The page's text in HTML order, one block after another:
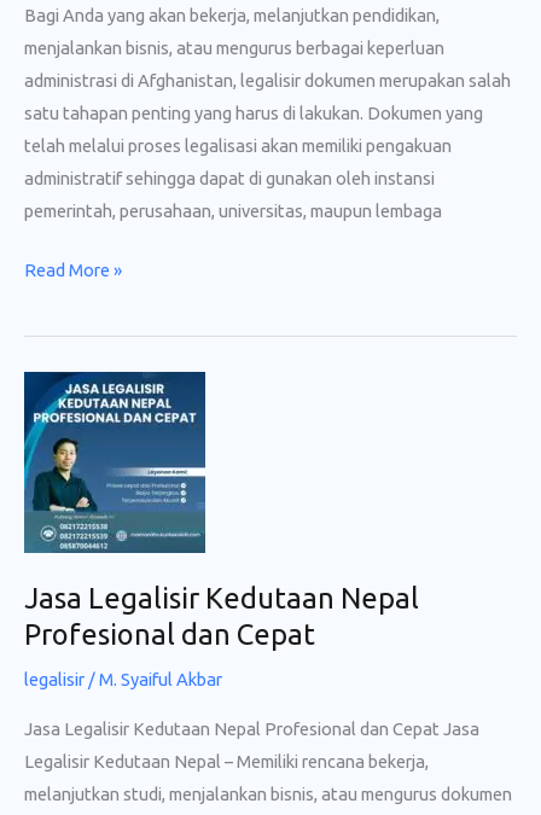
Bagi Anda yang akan bekerja, melanjutkan pendidikan,
menjalankan bisnis, atau mengurus berbagai keperluan
administrasi di Afghanistan, legalisir dokumen merupakan salah
satu tahapan penting yang harus di lakukan. Dokumen yang
telah melalui proses legalisasi akan memiliki pengakuan
administratif sehingga dapat di gunakan oleh instansi
pemerintah, perusahaan, universitas, maupun lembaga
Jasa
Kedutaan
Resmi
dan
Terpercaya
Read More »
Jasa Legalisir Kedutaan Nepal
Profesional dan Cepat
legalisir /M. Syaiful Akbar
Jasa Legalisir Kedutaan Nepal Profesional dan Cepat Jasa
Legalisir Kedutaan Nepal – Memiliki rencana bekerja,
melanjutkan studi, menjalankan bisnis, atau mengurus dokumen